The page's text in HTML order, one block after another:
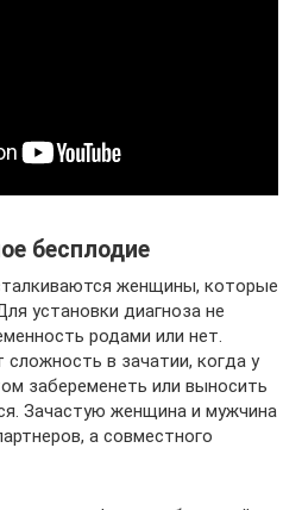
бесплодие
женщины, которые
установки диагноза не
родами или нет.
сложность в зачатии, когда у
забеременеть или выносить
Зачастую женщина и мужчина
а совместного